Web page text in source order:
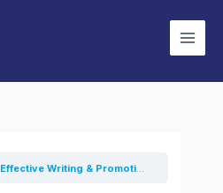
Effective Writing & Promoting Your Content